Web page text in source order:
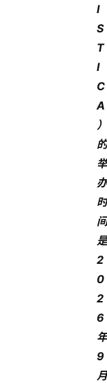
I
S
T
I
C
A
）
的
举
办
时
间
是‌
2
0
2
6
年
9
月